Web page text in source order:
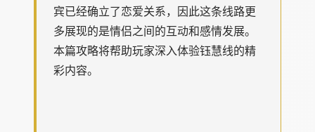
宾已经确立了恋爱关系，因此这条线路更
多展现的是情侣之间的互动和感情发展。
本篇攻略将帮助玩家深入体验钰慧线的精
彩内容。